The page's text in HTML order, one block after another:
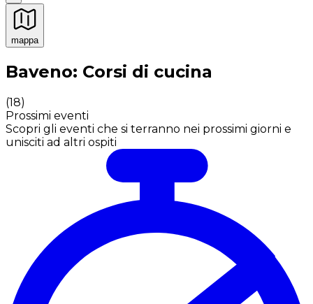
mappa
Esperienze culinarie indimenticabili: Esperienze
Baveno: Corsi di cucina
(18)
Prossimi eventi
Scopri gli eventi che si terranno nei prossimi giorni e
unisciti ad altri ospiti